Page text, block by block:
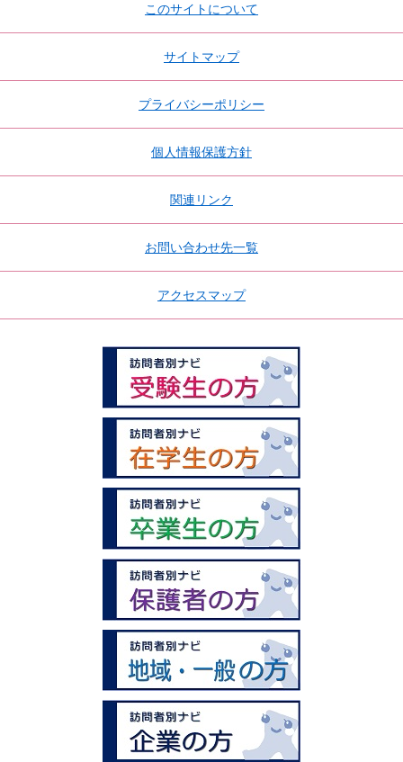
このサイトについて
サイトマップ
プライバシーポリシー
個人情報保護方針
関連リンク
お問い合わせ先一覧
アクセスマップ